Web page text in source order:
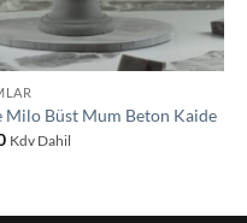
Milo Büst Mum Beton Kaide
Kdv Dahil